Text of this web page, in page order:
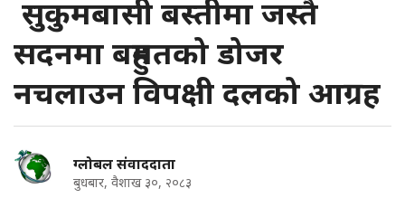
सुकुमबासी बस्तीमा जस्तै
सदनमा बहुमतको डोजर
नचलाउन विपक्षी दलको आग्रह
ग्लोबल संवाददाता
बुधबार, वैशाख ३०, २०८३